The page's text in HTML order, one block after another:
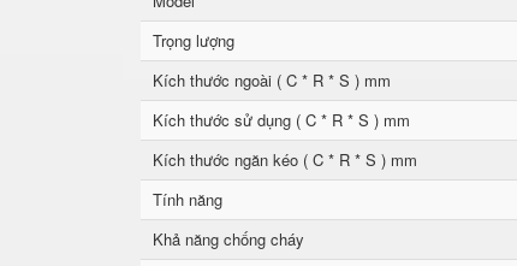
Trọng lượng
Kích thước ngoài ( C * R * S ) mm
Kích thước sử dụng ( C * R * S ) mm
Kích thước ngăn kéo ( C * R * S ) mm
Tính năng
Khả năng chống cháy